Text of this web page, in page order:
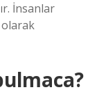
İnsanlar
olarak